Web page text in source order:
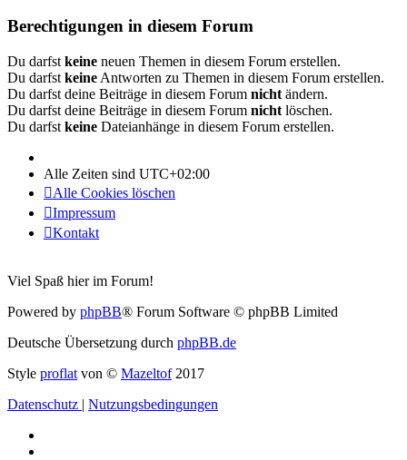
Berechtigungen in diesem Forum
Du darfst keine neuen Themen in diesem Forum erstellen.
Du darfst keine Antworten zu Themen in diesem Forum erstellen.
Du darfst deine Beiträge in diesem Forum nicht ändern.
Du darfst deine Beiträge in diesem Forum nicht löschen.
Du darfst keine Dateianhänge in diesem Forum erstellen.
Alle Zeiten sind UTC+02:00
Alle Cookies löschen
Impressum
Kontakt
Viel Spaß hier im Forum!
Powered by phpBB® Forum Software © phpBB Limited
Deutsche Übersetzung durch phpBB.de
Style proflat von © Mazeltof2017
Datenschutz | Nutzungsbedingungen